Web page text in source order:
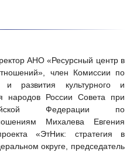
АНО «Ресурсный центр в
член Комиссии по
и развития культурного и
народов России Совета при
Федерации по
Михалева Евгения
«ЭтНик: стратегия в
округе, председатель